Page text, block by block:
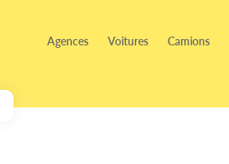
Agences Voitures Camions